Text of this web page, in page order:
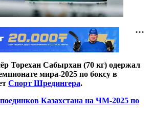
Торехан Сабырхан (70 кг) одержал
мира-2025 по боксу в
Спорт Шредингера.
Казахстана на ЧМ-2025 по